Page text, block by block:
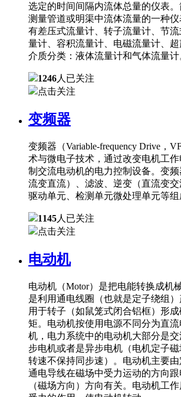
选定的时间间隔内流体总量的仪表
测量管道或明渠中流体流量的一种
有差压式流量计、转子流量计、节
量计、容积流量计、电磁流量计、
介质分类：液体流量计和气体流量计
1246人已关注
点击关注
变频器
变频器（Variable-frequency Drive，
术与微电子技术，通过改变电机工
制交流电动机的电力控制设备。变
流变直流）、滤波、逆变（直流变交
驱动单元、检测单元微处理单元等组
1145人已关注
点击关注
电动机
电动机（Motor）是把电能转换成机
是利用通电线圈（也就是定子绕组
用于转子（如鼠笼式闭合铝框）形
矩。电动机按使用电源不同分为直
机，电力系统中的电动机大部分是
步电机或者是异步电机（电机定子
转速不保持同步速）。电动机主要由
通电导线在磁场中受力运动的方向
（磁场方向）方向有关。电动机工